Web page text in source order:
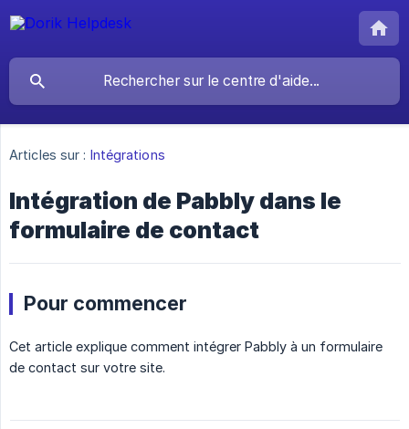
Articles sur : Intégrations
Intégration de Pabbly dans le
formulaire de contact
Pour commencer
Cet article explique comment intégrer Pabbly à un formulaire
de contact sur votre site.